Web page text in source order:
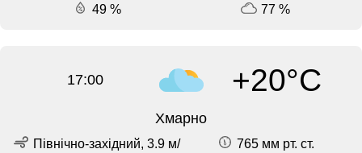
49 % 77 %
17:00 +20°C
Хмарно
Північно-західний, 3.9 м/
765 мм рт. ст.